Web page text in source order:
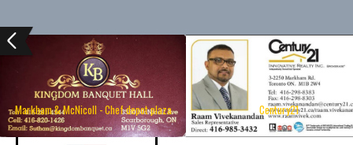
Markham & McNicoll - Chef depot plaza Century21
UK (London) Thursday, December